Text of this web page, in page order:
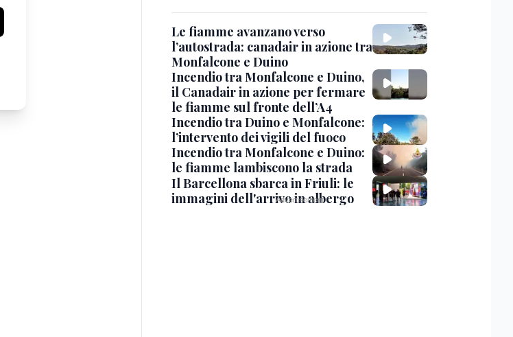
Le fiamme avanzano verso
l’autostrada: canadair in azione tra
Monfalcone e Duino
Incendio tra Monfalcone e Duino,
il Canadair in azione per fermare
le fiamme sul fronte dell’A4
Incendio tra Duino e Monfalcone:
l’intervento dei vigili del fuoco
Incendio tra Monfalcone e Duino:
le fiamme lambiscono la strada
Il Barcellona sbarca in Friuli: le
immagini dell'arrivo in albergo